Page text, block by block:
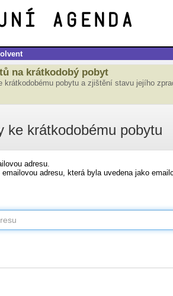
na krátkodobý pobyt
krátkodobému pobytu a zjištění stavu jejího
ke krátkodobému pobytu
adresu.
adresu, která byla uvedena jako